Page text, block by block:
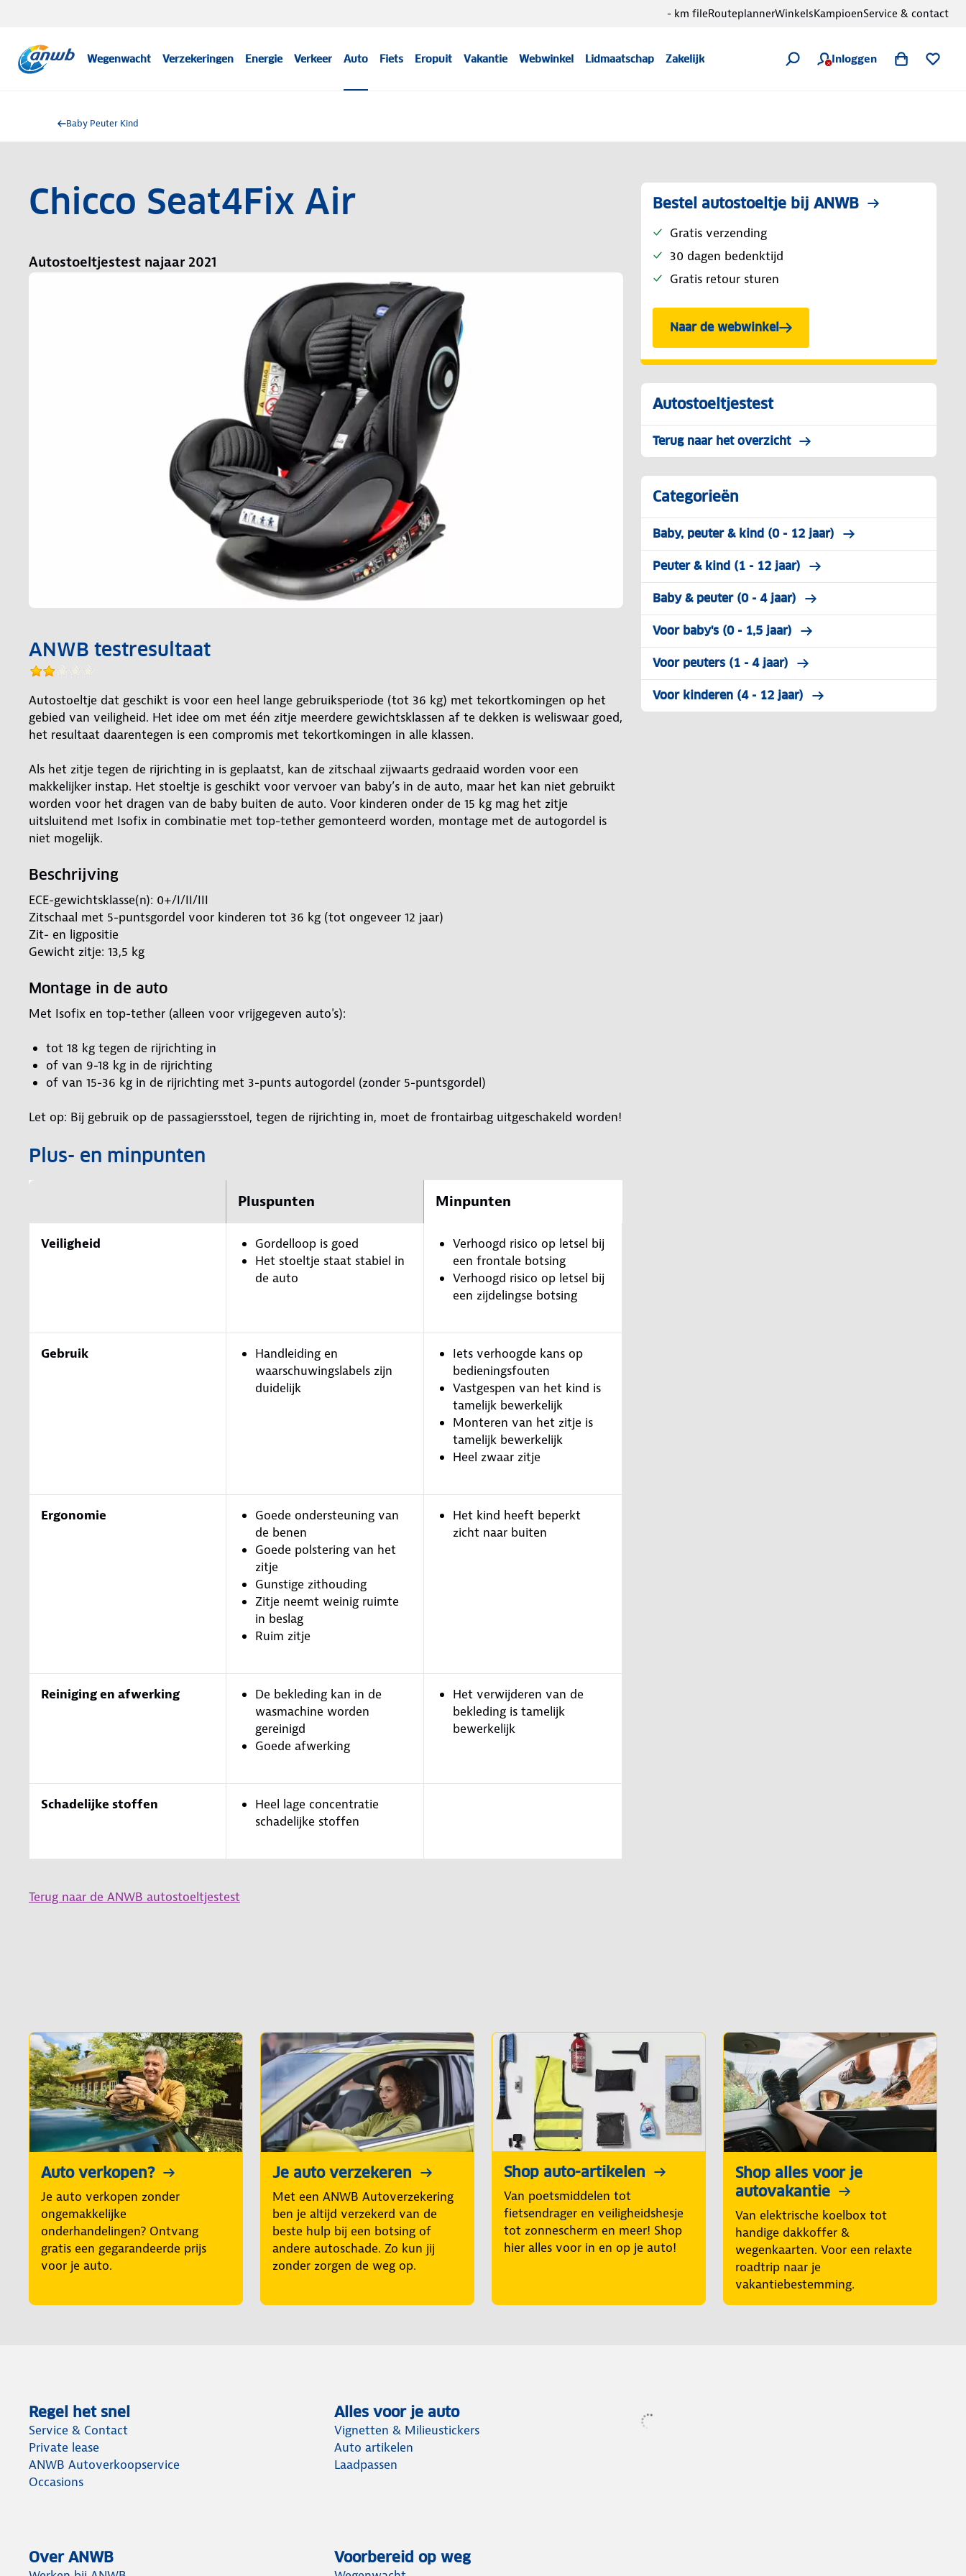
Wegenwacht Verzekeringen Energie Verkeer Auto Fiets Eropuit Vakantie Webwinkel Lidmaatschap Zakelijk Inloggen
- km fileRouteplannerWinkelsKampioenService & contact
Baby Peuter Kind
Chicco Seat4Fix Air
Autostoeltjestest najaar 2021
ANWB testresultaat
Autostoeltje dat geschikt is voor een heel lange gebruiksperiode (tot 36 kg) met tekortkomingen op het
gebied van veiligheid. Het idee om met één zitje meerdere gewichtsklassen af te dekken is weliswaar goed,
het resultaat daarentegen is een compromis met tekortkomingen in alle klassen.
Als het zitje tegen de rijrichting in is geplaatst, kan de zitschaal zijwaarts gedraaid worden voor een
makkelijker instap. Het stoeltje is geschikt voor vervoer van baby’s in de auto, maar het kan niet gebruikt
worden voor het dragen van de baby buiten de auto. Voor kinderen onder de 15 kg mag het zitje
uitsluitend met Isofix in combinatie met top-tether gemonteerd worden, montage met de autogordel is
niet mogelijk.
Beschrijving
ECE-gewichtsklasse(n): 0+/I/II/III
Zitschaal met 5-puntsgordel voor kinderen tot 36 kg (tot ongeveer 12 jaar)
Zit- en ligpositie
Gewicht zitje: 13,5 kg
Montage in de auto
Met Isofix en top-tether (alleen voor vrijgegeven auto's):
tot 18 kg tegen de rijrichting in
of van 9-18 kg in de rijrichting
of van 15-36 kg in de rijrichting met 3-punts autogordel (zonder 5-puntsgordel)
Let op: Bij gebruik op de passagiersstoel, tegen de rijrichting in, moet de frontairbag uitgeschakeld worden!
Plus- en minpunten
Pluspunten Minpunten
Veiligheid
Gordelloop is goed
Het stoeltje staat stabiel in
de auto
Verhoogd risico op letsel bij
een frontale botsing
Verhoogd risico op letsel bij
een zijdelingse botsing
Gebruik
Handleiding en
waarschuwingslabels zijn
duidelijk
Iets verhoogde kans op
bedieningsfouten
Vastgespen van het kind is
tamelijk bewerkelijk
Monteren van het zitje is
tamelijk bewerkelijk
Heel zwaar zitje
Ergonomie
Goede ondersteuning van
de benen
Goede polstering van het
zitje
Gunstige zithouding
Zitje neemt weinig ruimte
in beslag
Ruim zitje
Het kind heeft beperkt
zicht naar buiten
Reiniging en afwerking
De bekleding kan in de
wasmachine worden
gereinigd
Goede afwerking
Het verwijderen van de
bekleding is tamelijk
bewerkelijk
Schadelijke stoffen
Heel lage concentratie
schadelijke stoffen
Terug naar de ANWB autostoeltjestest
Bestel autostoeltje bij ANWB
Gratis verzending
30 dagen bedenktijd
Gratis retour sturen
Naar de webwinkel
Autostoeltjestest
Terug naar het overzicht
Categorieën
Baby, peuter & kind (0 - 12 jaar)
Peuter & kind (1 - 12 jaar)
Baby & peuter (0 - 4 jaar)
Voor baby's (0 - 1,5 jaar)
Voor peuters (1 - 4 jaar)
Voor kinderen (4 - 12 jaar)
Auto verkopen?
Je auto verkopen zonder
ongemakkelijke
onderhandelingen? Ontvang
gratis een gegarandeerde prijs
voor je auto.
Je auto verzekeren
Met een ANWB Autoverzekering
ben je altijd verzekerd van de
beste hulp bij een botsing of
andere autoschade. Zo kun jij
zonder zorgen de weg op.
Shop auto-artikelen
Van poetsmiddelen tot
fietsendrager en veiligheidshesje
tot zonnescherm en meer! Shop
hier alles voor in en op je auto!
Shop alles voor je
autovakantie
Van elektrische koelbox tot
handige dakkoffer &
wegenkaarten. Voor een relaxte
roadtrip naar je
vakantiebestemming.
Regel het snel
Service & Contact
Private lease
ANWB Autoverkoopservice
Occasions
Alles voor je auto
Vignetten & Milieustickers
Auto artikelen
Laadpassen
Over ANWB Voorbereid op weg